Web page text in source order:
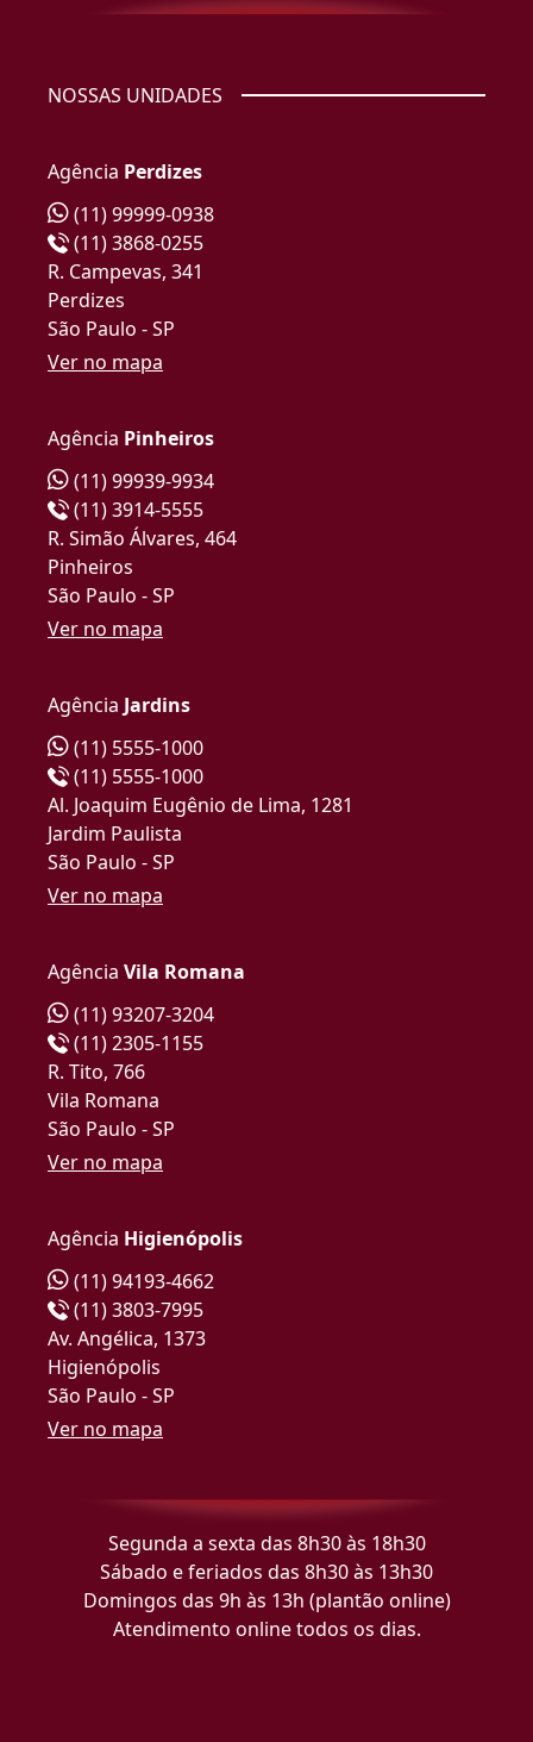
NOSSAS UNIDADES
Agência Perdizes
(11) 99999-0938
(11) 3868-0255
R. Campevas, 341
Perdizes
São Paulo - SP
Ver no mapa
Agência Pinheiros
(11) 99939-9934
(11) 3914-5555
R. Simão Álvares, 464
Pinheiros
São Paulo - SP
Ver no mapa
Agência Jardins
(11) 5555-1000
(11) 5555-1000
Al. Joaquim Eugênio de Lima, 1281
Jardim Paulista
São Paulo - SP
Ver no mapa
Agência Vila Romana
(11) 93207-3204
(11) 2305-1155
R. Tito, 766
Vila Romana
São Paulo - SP
Ver no mapa
Agência Higienópolis
(11) 94193-4662
(11) 3803-7995
Av. Angélica, 1373
Higienópolis
São Paulo - SP
Ver no mapa
Segunda a sexta das 8h30 às 18h30
Sábado e feriados das 8h30 às 13h30
Domingos das 9h às 13h (plantão online)
Atendimento online todos os dias.